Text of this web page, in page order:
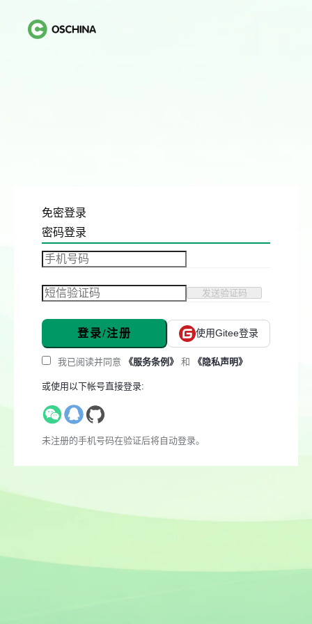
免密登录
密码登录
发送验证码
登录/注册 使用Gitee登录
我已阅读并同意 《服务条例》 和 《隐私声明》
或使用以下帐号直接登录:
未注册的手机号码在验证后将自动登录。